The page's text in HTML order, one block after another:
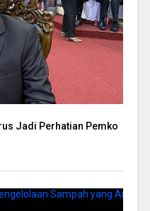
Jadi Perhatian Pemko